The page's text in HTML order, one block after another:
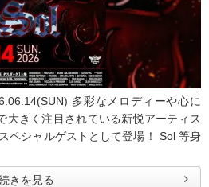
多彩なメロディーや心に
大きく注目されている新悦アーティス
ペシャルゲストとして登場！ Sol 等身
きを見る